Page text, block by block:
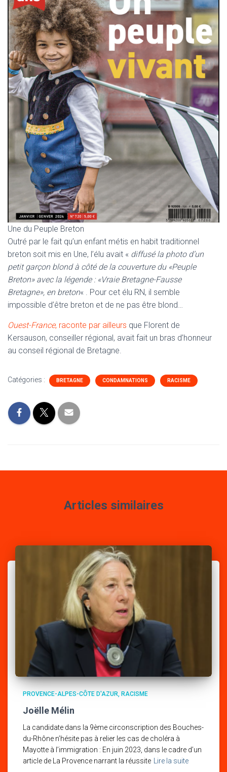
Une du Peuple Breton
Outré par le fait qu’un enfant métis en habit traditionnel
breton soit mis en Une, l’élu avait « diffusé la photo d’un
petit garçon blond à côté de la couverture du «Peuple
Breton» avec la légende : «Vraie Bretagne-Fausse
Bretagne», en breton« . Pour cet élu RN, il semble
impossible d’être breton et de ne pas être blond…
Ouest-France, raconte par ailleurs que Florent de
Kersauson, conseiller régional, avait fait un bras d’honneur
au conseil régional de Bretagne.
Catégories : BRETAGNE CONDAMNATIONS RACISME
Articles similaires
PROVENCE-ALPES-CÔTE D'AZUR RACISME
Joëlle Mélin
La candidate dans la 9ème circonscription des Bouches-
du-Rhône n’hésite pas à relier les cas de choléra à
Mayotte à l’immigration : En juin 2023, dans le cadre d’un
article de La Provence narrant la réussite
Lire la suite